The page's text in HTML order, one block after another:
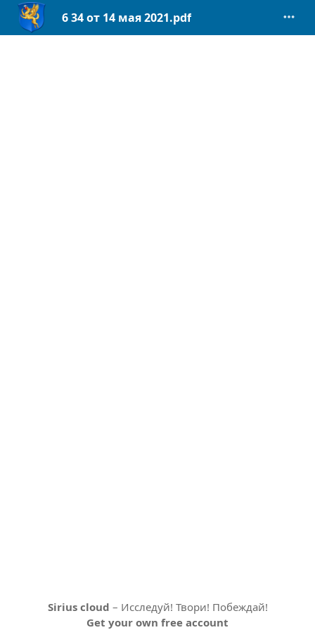
6 34 от 14 мая 2021.pdf
Sirius cloud – Исследуй! Твори! Побеждай!
Get your own free account